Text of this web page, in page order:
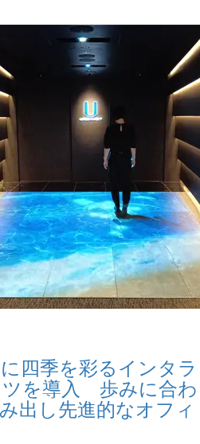
四季を彩るインタラ
を導入 歩みに合わ
出し先進的なオフィ